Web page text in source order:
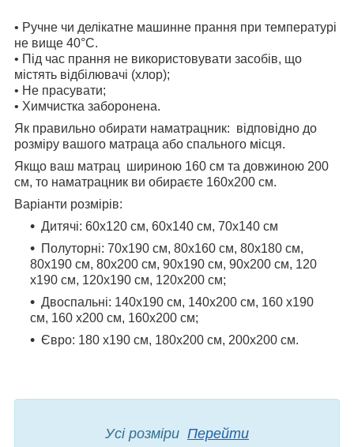
• Ручне чи делікатне машинне прання при температурі
не вище 40°С.
• Під час прання не використовувати засобів, що
містять відбілювачі (хлор);
• Не прасувати;
• Химчистка заборонена.
Як правильно обирати наматрацник: відповідно до
розміру вашого матраца або спального місця.
Якщо ваш матрац шириною 160 см та довжиною 200
см, то наматрацник ви обираєте 160х200 см.
Варіанти розмірів:
Дитячі: 60х120 см, 60х140 см, 70х140 см
Полуторні: 70х190 см, 80х160 см, 80x180 см,
80x190 см, 80x200 см, 90х190 см, 90x200 см, 120
x190 см, 120х190 см, 120х200 см;
Двоспальні: 140х190 см, 140x200 см, 160 x190
см, 160 x200 см, 160х200 см;
Євро: 180 x190 см, 180x200 см, 200x200 см.
Усі розміри Перейти